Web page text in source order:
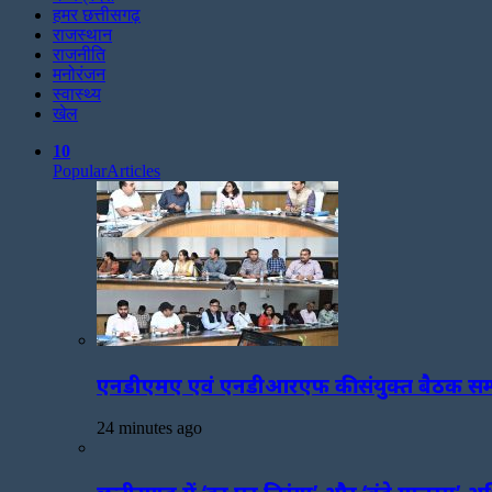
हमर छत्तीसगढ़
राजस्थान
राजनीति
मनोरंजन
स्वास्थ्य
खेल
10
PopularArticles
एनडीएमए एवं एनडीआरएफ की संयुक्त बैठक
24 minutes ago